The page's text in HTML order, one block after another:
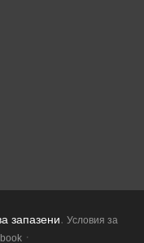
запазени. Условия за
·